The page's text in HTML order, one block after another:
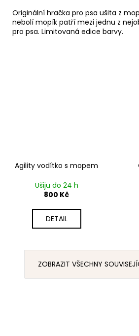
Originální hračka pro psa ušita z
nebolí mopík patří mezi jednu z
pro psa. Limitovaná edice barvy.
Agility vodítko s mopem
Ušiju do 24 h
800 Kč
DETAIL
ZOBRAZIT VŠECHNY